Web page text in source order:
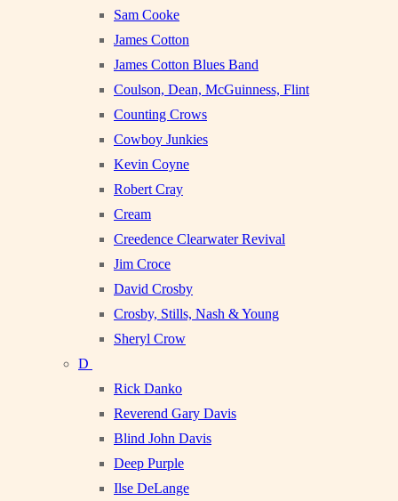
Sam Cooke
James Cotton
James Cotton Blues Band
Coulson, Dean, McGuinness, Flint
Counting Crows
Cowboy Junkies
Kevin Coyne
Robert Cray
Cream
Creedence Clearwater Revival
Jim Croce
David Crosby
Crosby, Stills, Nash & Young
Sheryl Crow
D
Rick Danko
Reverend Gary Davis
Blind John Davis
Deep Purple
Ilse DeLange